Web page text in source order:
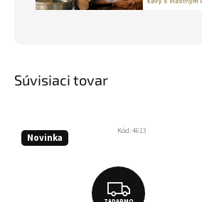
Súvisiaci tovar
Novinka
Z
Kód:4613